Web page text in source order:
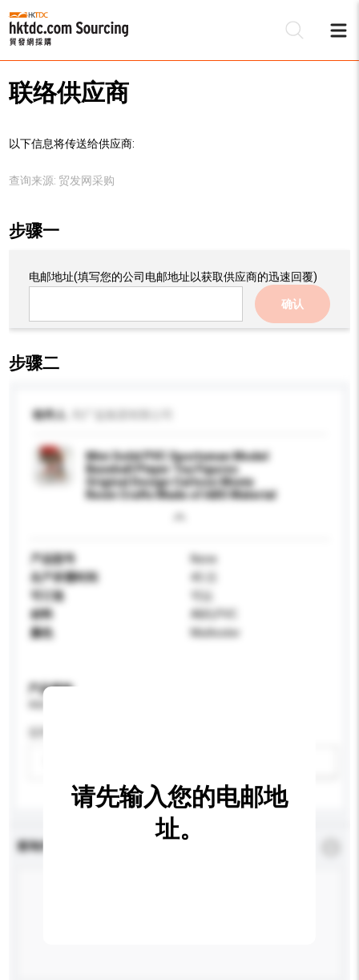
联络供应商
以下信息将传送给供应商:
查询来源: 贸发网采购
步骤一
电邮地址(填写您的公司电邮地址以获取供应商的迅速回覆)
确认
步骤二
收件人
Mini Solid PVC Sportsman Model
Baseball Player Toy Figures
Original Design Cartoon Movie
Resin Crafts Made of ABS Material
产品型号
None
生产所需时间
45 日
可订造
可以
材料
ABS,PVC
颜色
Multicolor
产品规格
查询内容
请先输入您的电邮地
址。